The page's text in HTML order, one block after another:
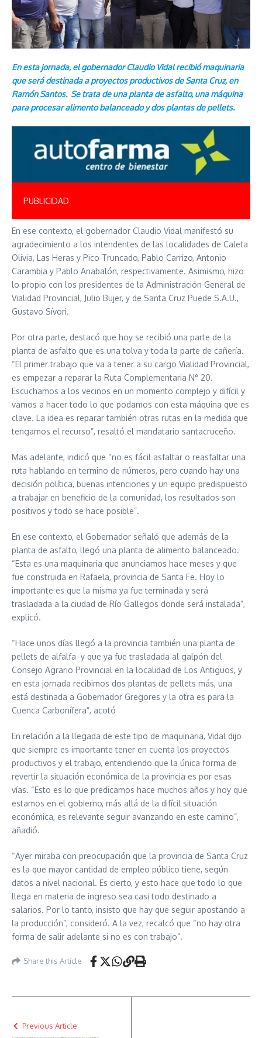
En esta jornada, el gobernador Claudio Vidal recibió maquinaria
que será destinada a proyectos productivos de Santa Cruz, en
Ramón Santos. Se trata de una planta de asfalto, una máquina
para procesar alimento balanceado y dos plantas de pellets.
PUBLICIDAD
En ese contexto, el gobernador Claudio Vidal manifestó su
agradecimiento a los intendentes de las localidades de Caleta
Olivia, Las Heras y Pico Truncado, Pablo Carrizo, Antonio
Carambia y Pablo Anabalón, respectivamente. Asimismo, hizo
lo propio con los presidentes de la Administración General de
Vialidad Provincial, Julio Bujer, y de Santa Cruz Puede S.A.U.,
Gustavo Sívori.
Por otra parte, destacó que hoy se recibió una parte de la
planta de asfalto que es una tolva y toda la parte de cañería.
“El primer trabajo que va a tener a su cargo Vialidad Provincial,
es empezar a reparar la Ruta Complementaria N° 20.
Escuchamos a los vecinos en un momento complejo y difícil y
vamos a hacer todo lo que podamos con esta máquina que es
clave. La idea es reparar también otras rutas en la medida que
tengamos el recurso”, resaltó el mandatario santacruceño.
Mas adelante, indicó que “no es fácil asfaltar o reasfaltar una
ruta hablando en termino de números, pero cuando hay una
decisión política, buenas intenciones y un equipo predispuesto
a trabajar en beneficio de la comunidad, los resultados son
positivos y todo se hace posible”.
En ese contexto, el Gobernador señaló que además de la
planta de asfalto, llegó una planta de alimento balanceado.
“Esta es una maquinaria que anunciamos hace meses y que
fue construida en Rafaela, provincia de Santa Fe. Hoy lo
importante es que la misma ya fue terminada y será
trasladada a la ciudad de Río Gallegos donde será instalada”,
explicó.
“Hace unos días llegó a la provincia también una planta de
pellets de alfalfa y que ya fue trasladada al galpón del
Consejo Agrario Provincial en la localidad de Los Antiguos, y
en esta jornada recibimos dos plantas de pellets más, una
está destinada a Gobernador Gregores y la otra es para la
Cuenca Carbonífera”, acotó
En relación a la llegada de este tipo de maquinaria, Vidal dijo
que siempre es importante tener en cuenta los proyectos
productivos y el trabajo, entendiendo que la única forma de
revertir la situación económica de la provincia es por esas
vías. “Esto es lo que predicamos hace muchos años y hoy que
estamos en el gobierno, más allá de la difícil situación
económica, es relevante seguir avanzando en este camino”,
añadió.
“Ayer miraba con preocupación que la provincia de Santa Cruz
es la que mayor cantidad de empleo público tiene, según
datos a nivel nacional. Es cierto, y esto hace que todo lo que
llega en materia de ingreso sea casi todo destinado a
salarios. Por lo tanto, insisto que hay que seguir apostando a
la producción”, consideró. A la vez, recalcó que “no hay otra
forma de salir adelante si no es con trabajo”.
Share this Article
Previous Article